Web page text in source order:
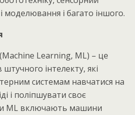
моделювання і багато іншого.
Learning, ML) – це
інтелекту, які
системам навчатися на
і поліпшувати своє
ML включають машини